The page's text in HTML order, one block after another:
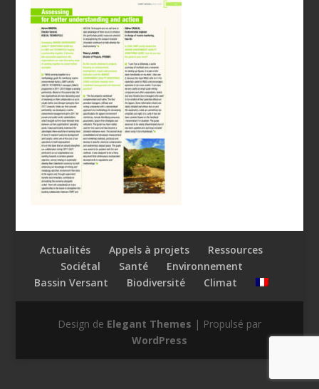
Actualités Appels à projets
Ressources
Sociétal
Santé
Environnement
Bassin Versant
Biodiversité Climat
Design de Elegant Themes | Propulsé par
WordPress